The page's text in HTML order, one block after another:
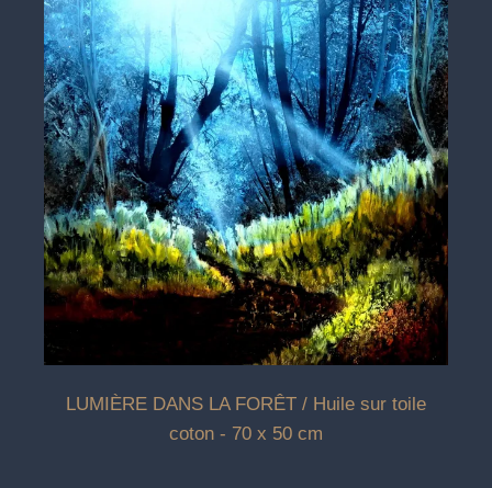
LUMIÈRE DANS LA FORÊT / Huile sur toile
coton - 70 x 50 cm